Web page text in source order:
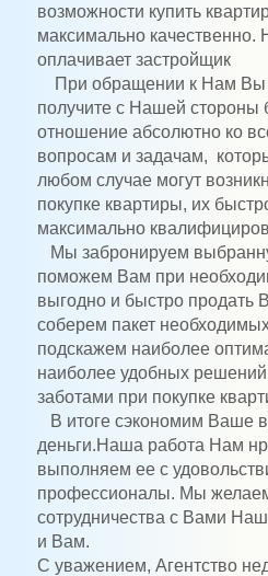
возможности купить
максимально качественно.
оплачивает застройщик
При обращении к Нам Вы
получите с Нашей стороны
отношение абсолютно ко
вопросам и задачам,
любом случае могут
покупке квартиры, их
максимально
Мы забронируем
поможем Вам при
выгодно и быстро продать
соберем пакет
подскажем наиболее
наиболее удобных
заботами при покупке
В итоге сэкономим Ваше
деньги.Наша работа Нам
выполняем ее с
профессионалы. Мы
сотрудничества с Вами
и Вам.
С уважением, Агентство